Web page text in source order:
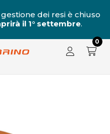
dei resi è chiuso
il 1° settembre.
0